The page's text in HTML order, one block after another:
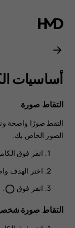
دليل
مستخدم
Nokia
G21
أساسيات
التقاط صورة
التقط صورًا واضحة
الصور الخاص بك.
انقر فوق
اختر الهدف
انقر فوق panorama_fish_eye
.
التقاط صورة